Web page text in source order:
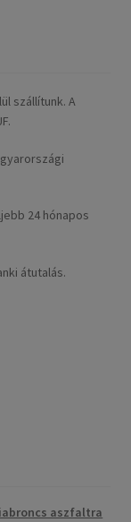
szállítunk. A
24 hónapos
átutalás.
aszfaltra